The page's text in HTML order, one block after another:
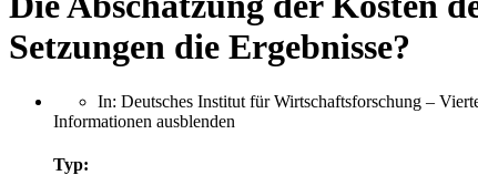
Setzungen die Ergebnisse?
In: Deutsches Institut für Wirtschaftsforschung –
Informationen ausblenden
Typ: